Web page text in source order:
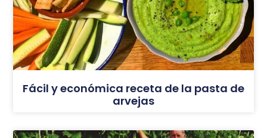
Fácil y económica receta de la pasta de
arvejas